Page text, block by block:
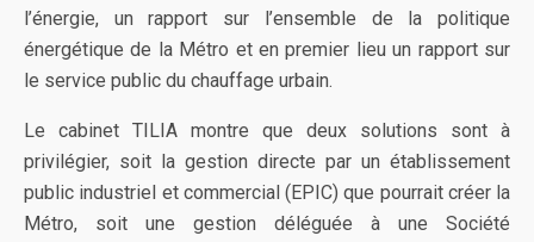
l’énergie, un rapport sur l’ensemble de la politique
énergétique de la Métro et en premier lieu un rapport sur
le service public du chauffage urbain.
Le cabinet TILIA montre que deux solutions sont à
privilégier, soit la gestion directe par un établissement
public industriel et commercial (EPIC) que pourrait créer la
Métro, soit une gestion déléguée à une Société